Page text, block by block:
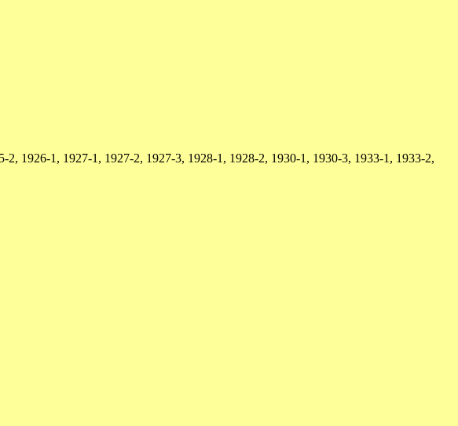
1926-1, 1927-1, 1927-2, 1927-3, 1928-1, 1928-2, 1930-1, 1930-3, 1933-1, 1933-2,